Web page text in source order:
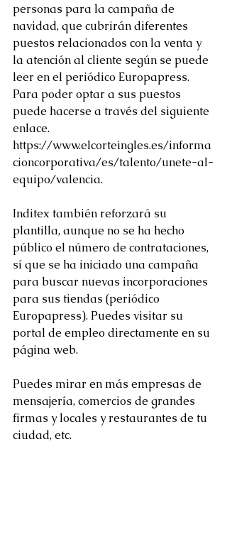
personas para la campaña de
navidad, que cubrirán diferentes
puestos relacionados con la venta y
la atención al cliente según se puede
leer en el periódico Europapress.
Para poder optar a sus puestos
puede hacerse a través del siguiente
enlace.
https://www.elcorteingles.es/informa
cioncorporativa/es/talento/unete-al-
equipo/valencia.
Inditex también reforzará su
plantilla, aunque no se ha hecho
público el número de contrataciones,
sí que se ha iniciado una campaña
para buscar nuevas incorporaciones
para sus tiendas (periódico
Europapress). Puedes visitar su
portal de empleo directamente en su
página web.
Puedes mirar en más empresas de
mensajería, comercios de grandes
firmas y locales y restaurantes de tu
ciudad, etc.